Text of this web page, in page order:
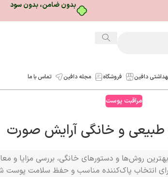
خرید قسطی با ترب‌پی
دافین فروشگاه مجله دافین تماس با ما
مراقبت پوست
طبیعی و خانگی آرایش صورت
روش‌ها و دستورهای خانگی، بررسی مزایا و
انتخاب پاک‌کننده مناسب و حفظ سلامت پوست